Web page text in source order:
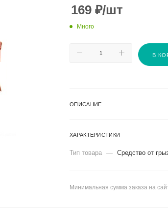
169 ₽/шт
Много
В
ОПИСАНИЕ
ХАРАКТЕРИСТИКИ
Тип товара — Средство от
Минимальная сумма заказа на